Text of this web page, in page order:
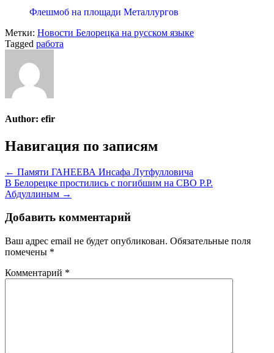
Флешмоб на площади Металлургов
Метки: Новости Белорецка на русском языке
Tagged работа
Author: efir
Навигация по записям
← Памяти ГАНЕЕВА Инсафа Лутфулловича
В Белорецке простились с погибшим на СВО Р.Р.
Абдуллиным →
Добавить комментарий
Ваш адрес email не будет опубликован. Обязательные поля
помечены *
Комментарий *